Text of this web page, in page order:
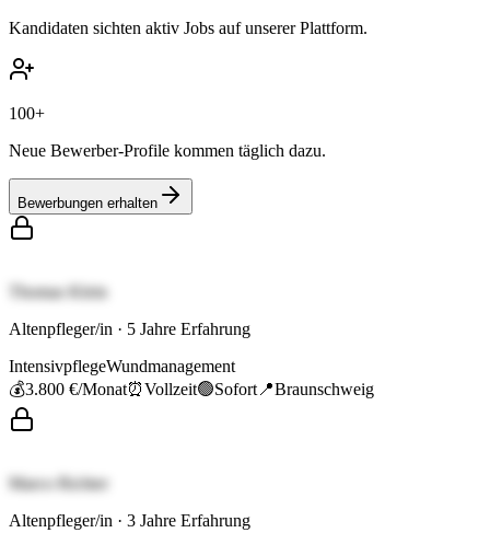
Kandidaten sichten aktiv Jobs auf unserer Plattform.
100+
Neue Bewerber-Profile kommen täglich dazu.
Bewerbungen erhalten
Thomas Klein
Altenpfleger/in · 5 Jahre Erfahrung
IntensivpflegeWundmanagement
💰3.800 €/Monat⏰Vollzeit🟢Sofort 📍Braunschweig
Marco Richter
Altenpfleger/in · 3 Jahre Erfahrung